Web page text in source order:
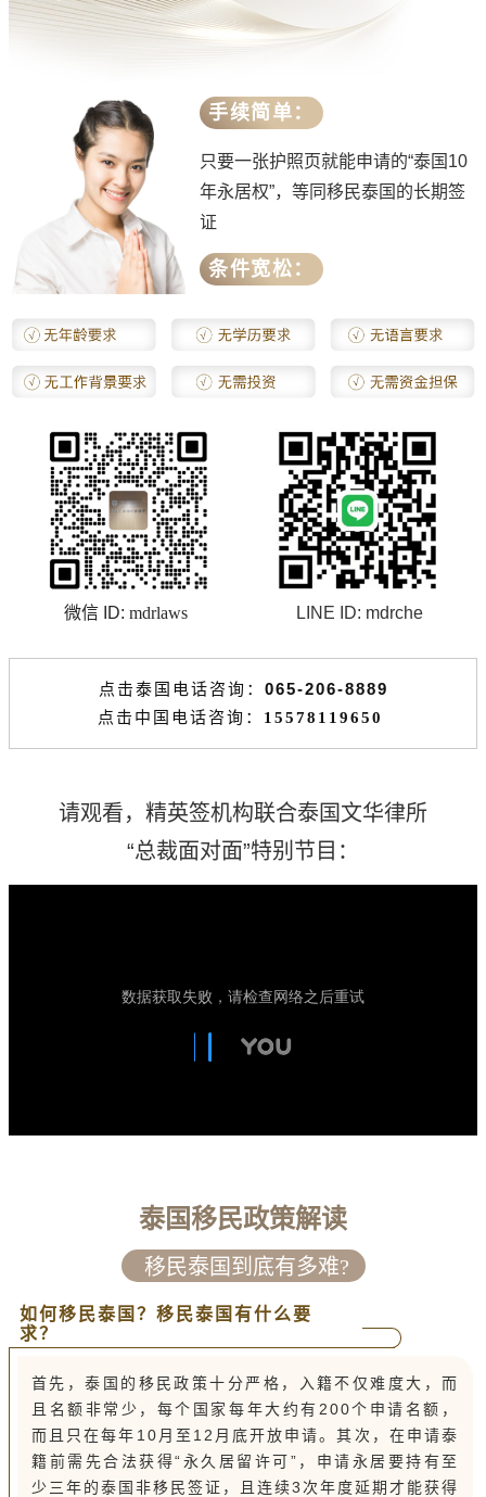
手续简单：
只要一张护照页就能申请的“泰国10
年永居权”，等同移民泰国的长期签
证
条件宽松：
微信 ID: mdrlaws LINE ID: mdrche
点击泰国电话咨询： 065-206-8889
点击中国电话咨询 ： 15578119650
请观看，精英签机构联合泰国文华律所
“总裁面对面”特别节目：
泰国移民政策解读
移民泰国到底有多难?
如何移民泰国？移民泰国有什么要
求？
首先，泰国的移民政策十分严格，入籍不仅难度大，而
且名额非常少，每个国家每年大约有200个申请名额，
而且只在每年10月至12月底开放申请。其次，在申请泰
籍前需先合法获得“永久居留许可”，申请永居要持有至
少三年的泰国非移民签证，且连续3次年度延期才能获得